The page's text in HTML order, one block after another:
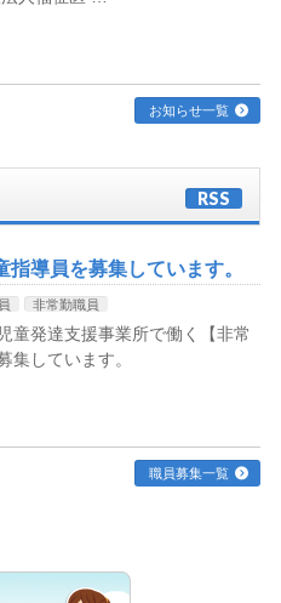
お知らせ一覧
RSS
指導員を募集しています。
非常勤職員
童発達支援事業所で働く【非常
集しています。
職員募集一覧